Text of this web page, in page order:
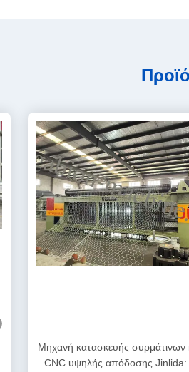
Μηχανή κατασκευής συρμάτινων
CNC υψηλής απόδοσης Jinlida: